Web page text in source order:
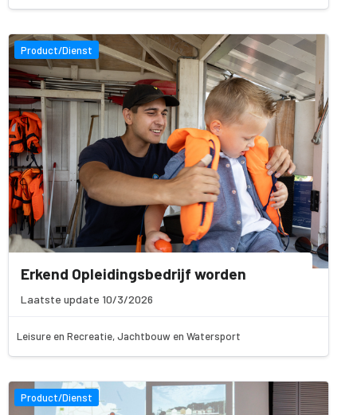
Product/Dienst
Erkend Opleidingsbedrijf worden
Laatste update 10/3/2026
Leisure en Recreatie, Jachtbouw en Watersport
Product/Dienst